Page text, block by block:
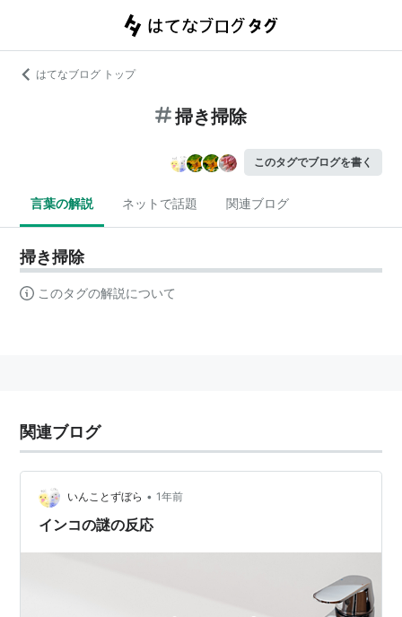
はてなブログ トップ
掃き掃除
このタグでブログを書く
言葉の解説 ネットで話題 関連ブログ
掃き掃除
このタグの解説について
関連ブログ
いんことずぼら • 1年前
インコの謎の反応